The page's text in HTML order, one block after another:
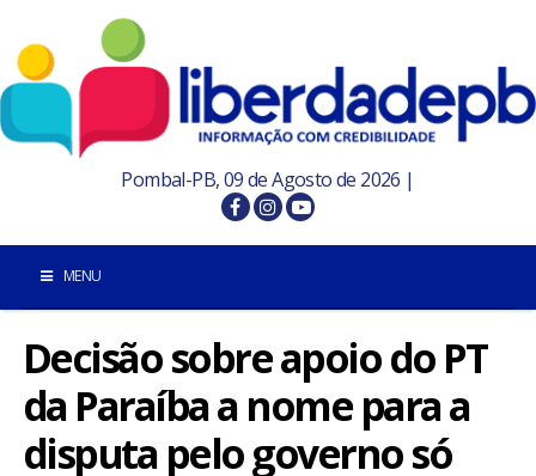
Pombal-PB, 09 de Agosto de 2026 |
MENU
INÍCIO
POMBAL E REGIÃO
Decisão sobre apoio do PT
da Paraíba a nome para a
disputa pelo governo só